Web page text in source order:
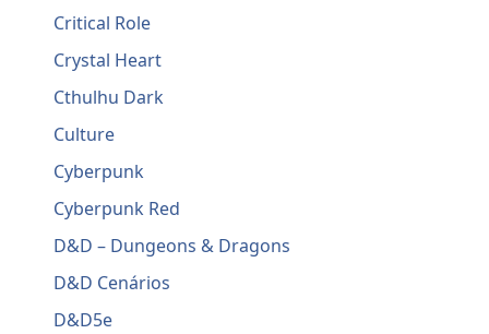
Critical Role
Crystal Heart
Cthulhu Dark
Culture
Cyberpunk
Cyberpunk Red
D&D – Dungeons & Dragons
D&D Cenários
D&D5e